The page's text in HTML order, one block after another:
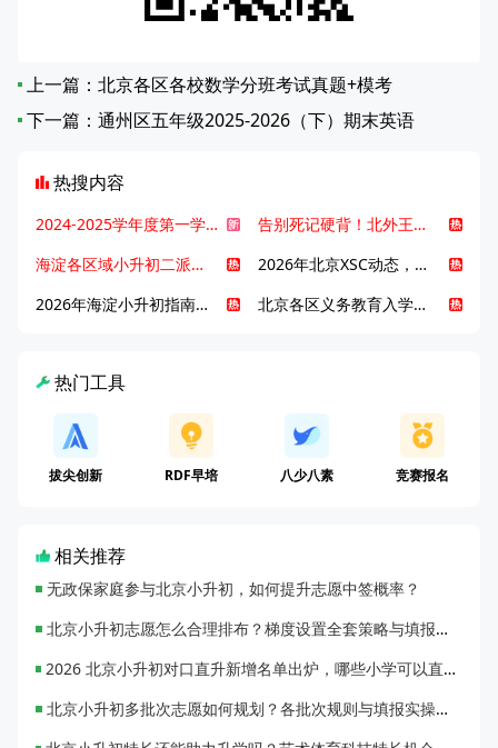
上一篇： 北京各区各校数学分班考试真题+模考
下一篇： 通州区五年级2025-2026（下）期末英语
热搜内容
2024-2025学年度第一学期北京各区期末考试真题试卷汇总
告别死记硬背！北外王牌精读词汇课，帮孩子突破英语词汇难关
海淀各区域小升初二派全攻略合集！区域一至五志愿填报、升学策略详解
2026年北京XSC动态，持续更新中ing...
2026年海淀小升初指南，一文了解招生政策要点
北京各区义务教育入学咨询电话汇总，25年小升初家长提前收藏
热门工具
拔尖创新 RDF早培 八少八素 竞赛报名
相关推荐
无政保家庭参与北京小升初，如何提升志愿中签概率？
北京小升初志愿怎么合理排布？梯度设置全套策略与填报避坑指南
2026 北京小升初对口直升新增名单出炉，哪些小学可以直升优质初中？
北京小升初多批次志愿如何规划？各批次规则与填报实操指南